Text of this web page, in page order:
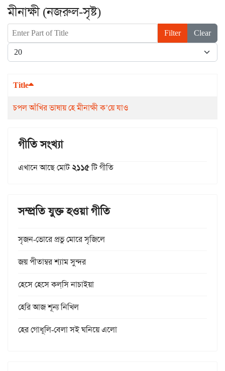
মীনাক্ষী (নজরুল-সৃষ্ট)
Enter Part of Title Filter
Clear
Display #
Title
চপল আঁখির ভাষায় হে মীনাক্ষী ক’য়ে যাও
গীতি সংখ্যা
এখানে আছে মোট২১১৫টি গীতি
সম্প্রতি যুক্ত হওয়া গীতি
সৃজন-ভোরে প্রভু মোরে সৃজিলে
জয় পীতাম্বর শ্যাম সুন্দর
হেসে হেসে কল্‌সি নাচাইয়া
হেরি আজ শূন্য নিখিল
হের গোধূলি-বেলা সই ঘনিয়ে এলো